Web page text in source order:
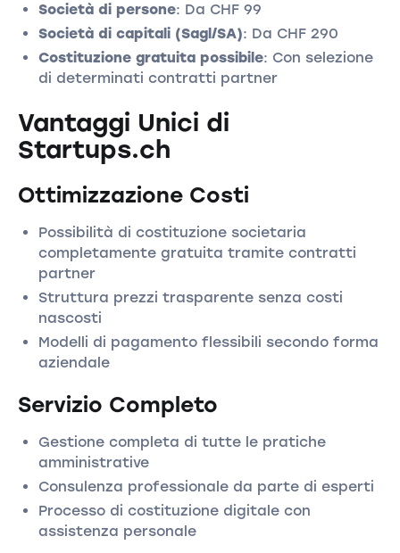
Società di persone: Da CHF 99
Società di capitali (Sagl/SA): Da CHF 290
Costituzione gratuita possibile: Con selezione
di determinati contratti partner
Vantaggi Unici di
Startups.ch
Ottimizzazione Costi
Possibilità di costituzione societaria
completamente gratuita tramite contratti
partner
Struttura prezzi trasparente senza costi
nascosti
Modelli di pagamento flessibili secondo forma
aziendale
Servizio Completo
Gestione completa di tutte le pratiche
amministrative
Consulenza professionale da parte di esperti
Processo di costituzione digitale con
assistenza personale